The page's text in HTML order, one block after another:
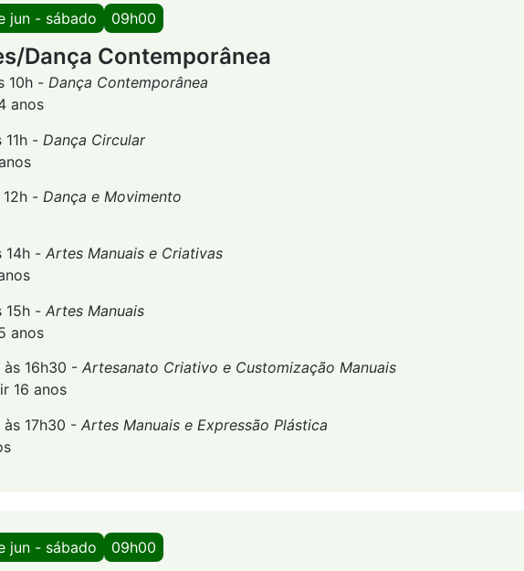
jun - sábado 09h00
Dança Contemporânea
10h - Dança Contemporânea
anos
11h - Dança Circular
12h - Dança e Movimento
14h - Artes Manuais e Criativas
15h - Artes Manuais
anos
às 16h30 - Artesanato Criativo e Customização Manuais
16 anos
às 17h30 - Artes Manuais e Expressão Plástica
jun - sábado 09h00